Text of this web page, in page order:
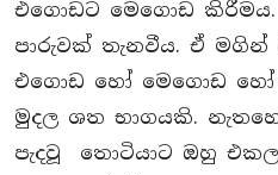
එගොඩට මෙගොඩ කිරීමය.
පාරුවක් තැනවීය. ඒ
එගොඩ හෝ මෙගොඩ හෝ
මුදල ශත භාගයකි.
පැදවූ තොටියාට ඔහු